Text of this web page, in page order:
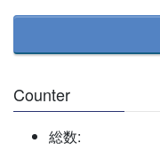
Counter
総数: